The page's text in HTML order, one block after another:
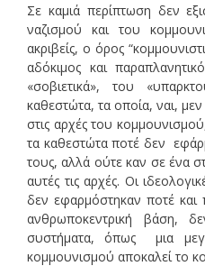
Σε καμιά περίπτωση δεν
ναζισμού και του
ακριβείς, ο όρος
αδόκιμος και
«σοβιετικά», του
καθεστώτα, τα οποία, ναι,
στις αρχές του
τα καθεστώτα ποτέ δεν
τους, αλλά ούτε καν σε ένα
αυτές τις αρχές. Οι
δεν εφαρμόστηκαν ποτέ
ανθρωποκεντρική βάση,
συστήματα, όπως μια
κομμουνισμού αποκαλεί το